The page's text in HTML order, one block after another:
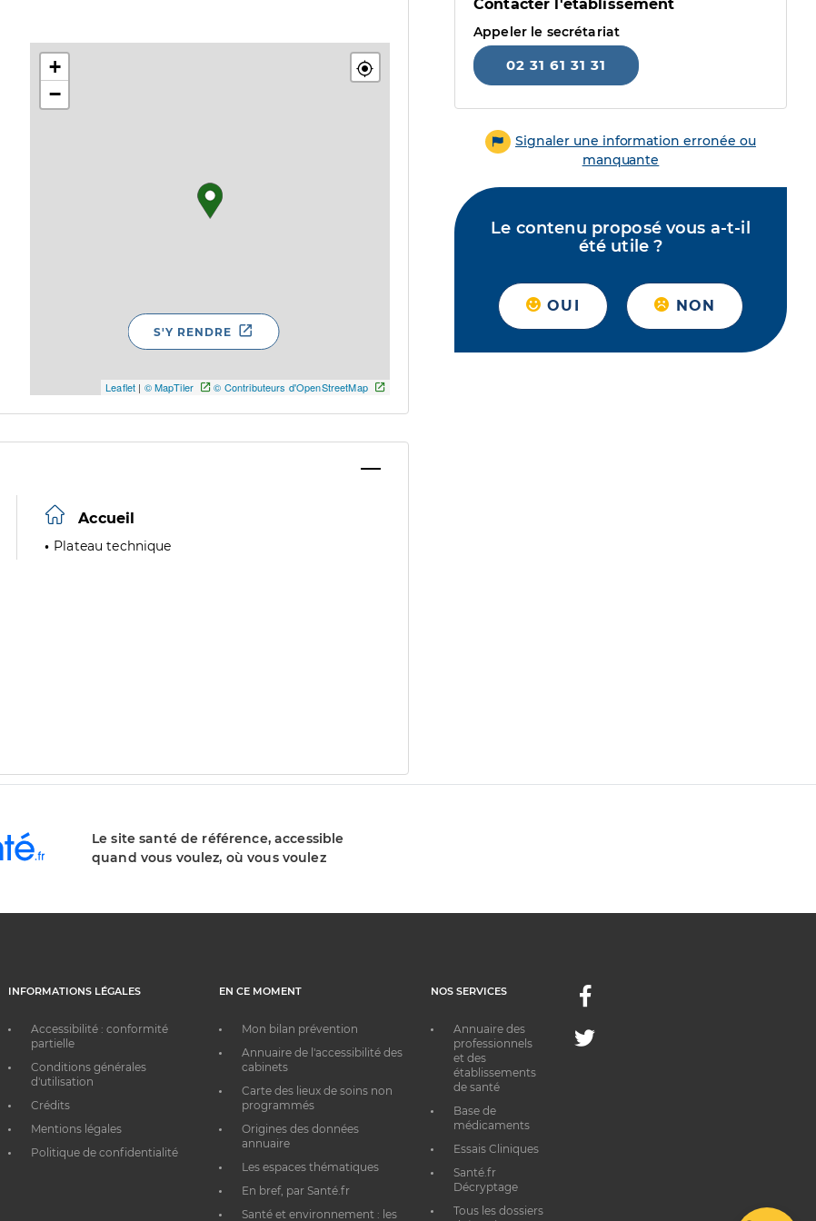
+
−
Leaflet | © MapTiler © Contributeurs d'OpenStreetMap
S'Y RENDRE
Accueil
Plateau technique
Contacter l'établissement
Appeler le secrétariat
02 31 61 31 31
Signaler une information erronée ou
manquante
Le contenu proposé vous a-t-il
été utile ?
OUI NON
Le site santé de référence, accessible
quand vous voulez, où vous voulez
INFORMATIONS LÉGALES
Accessibilité : conformité
partielle
Conditions générales
d'utilisation
Crédits
Mentions légales
Politique de confidentialité
EN CE MOMENT
Mon bilan prévention
Annuaire de l'accessibilité des
cabinets
Carte des lieux de soins non
programmés
Origines des données
annuaire
Les espaces thématiques
En bref, par Santé.fr
Santé et environnement : les
NOS SERVICES
Annuaire des
professionnels
et des
établissements
de santé
Base de
médicaments
Essais Cliniques
Santé.fr
Décryptage
Tous les dossiers
Facebook
Twitter